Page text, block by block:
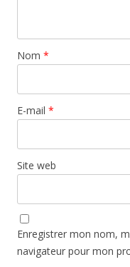
Nom *
E-mail *
Site web
Enregistrer mon nom,
navigateur pour mon